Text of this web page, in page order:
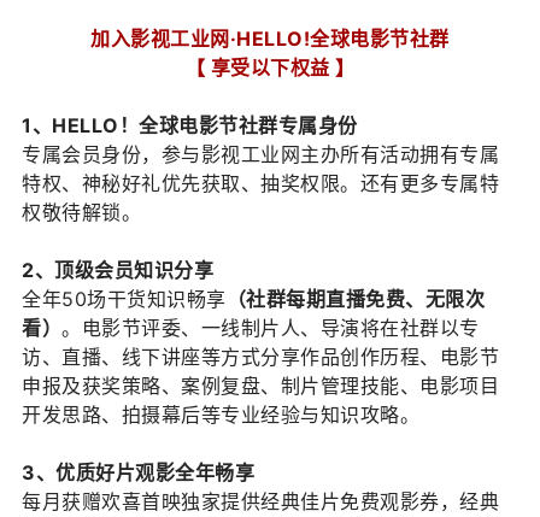
加入影视工业网·HELLO!全球电影节社群
【 享受以下权益 】
1、HELLO！全球电影节社群专属身份
专属会员身份，参与影视工业网主办所有活动拥有专属
特权、神秘好礼优先获取、抽奖权限。还有更多专属特
权敬待解锁。
2、顶级会员知识分享
全年50场干货知识畅享 （社群每期直播免费、无限次
看） 。电影节评委、一线制片人、导演将在社群以专
访、直播、线下讲座等方式分享作品创作历程、电影节
申报及获奖策略、案例复盘、制片管理技能、电影项目
开发思路、拍摄幕后等专业经验与知识攻略。
3、优质好片观影全年畅享
每月获赠欢喜首映独家提供经典佳片免费观影券，经典